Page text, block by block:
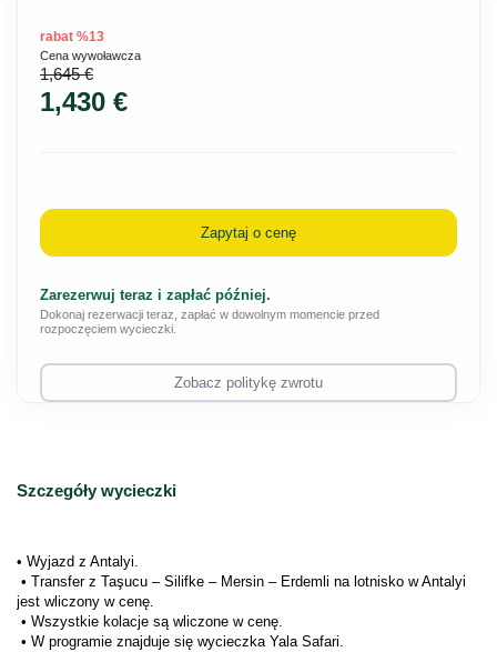
Szczegóły wycieczki
• Wyjazd z Antalyi.
jest wliczony w cenę.
• Wszystkie kolacje są wliczone w cenę.
• W programie znajduje się wycieczka Yala Safari.
rabat %13
Cena wywoławcza
1,645 €
1,430 €
Zapytaj o cenę
Zarezerwuj teraz i zapłać później.
Dokonaj rezerwacji teraz, zapłać w dowolnym momencie przed
rozpoczęciem wycieczki.
Zobacz politykę zwrotu